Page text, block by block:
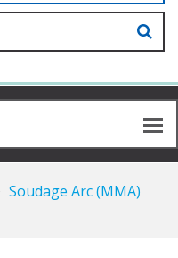
Soudage Arc (MMA)